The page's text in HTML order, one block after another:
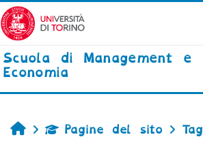
Vai al contenuto principale
Scuola di Management e
Economia
HomePagine del sito Tag